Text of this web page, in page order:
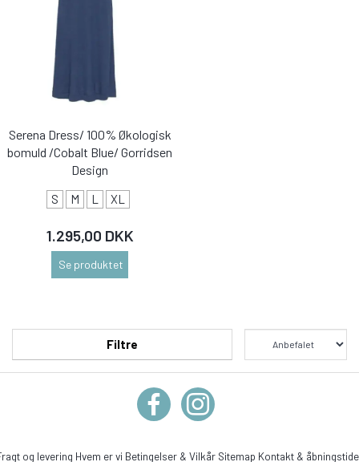
Serena Dress/ 100% Økologisk
bomuld /Cobalt Blue/ Gorridsen
Design
S M L XL
1.295,00 DKK
Se produktet
Filtre
og levering Hvem er vi Betingelser & Vilkår Sitemap Kontakt &